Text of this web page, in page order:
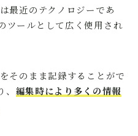
最近のテクノロジーであ
ツールとして広く使用され
そのまま記録することがで
編集時により多くの情報